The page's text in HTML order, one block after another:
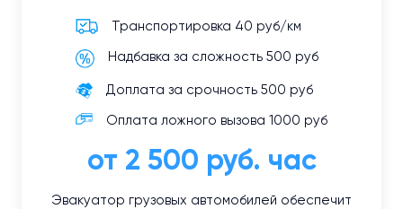
Транспортировка 40 руб/км
Надбавка за сложность 500 руб
Доплата за срочность 500 руб
Оплата ложного вызова 1000 руб
от 2 500 руб. час
Эвакуатор грузовых автомобилей обеспечит